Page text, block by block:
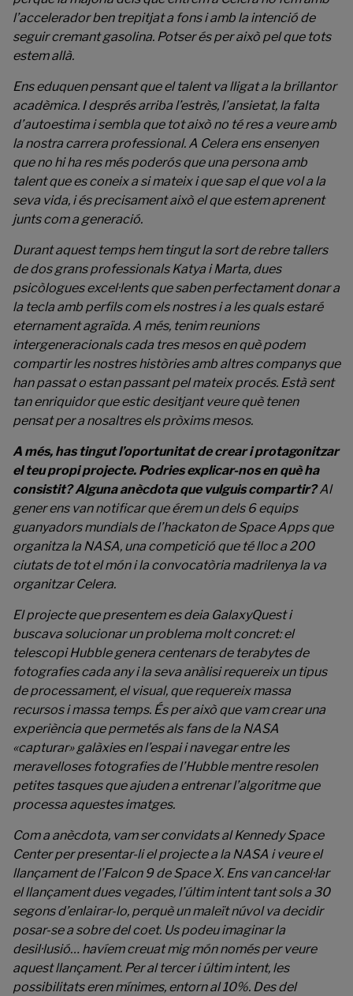
l’accelerador ben trepitjat a fons i amb la intenció de
seguir cremant gasolina. Potser és per això pel que tots
estem allà.
Ens eduquen pensant que el talent va lligat a la brillantor
acadèmica. I després arriba l’estrès, l’ansietat, la falta
d’autoestima i sembla que tot això no té res a veure amb
la nostra carrera professional. A Celera ens ensenyen
que no hi ha res més poderós que una persona amb
talent que es coneix a si mateix i que sap el que vol a la
seva vida, i és precisament això el que estem aprenent
junts com a generació.
Durant aquest temps hem tingut la sort de rebre tallers
de dos grans professionals Katya i Marta, dues
psicòlogues excel·lents que saben perfectament donar a
la tecla amb perfils com els nostres i a les quals estaré
eternament agraïda. A més, tenim reunions
intergeneracionals cada tres mesos en què podem
compartir les nostres històries amb altres companys que
han passat o estan passant pel mateix procés. Està sent
tan enriquidor que estic desitjant veure què tenen
pensat per a nosaltres els pròxims mesos.
A més, has tingut l’oportunitat de crear i protagonitzar
el teu propi projecte. Podries explicar-nos en què ha
consistit? Alguna anècdota que vulguis compartir?Al
gener ens van notificar que érem un dels 6 equips
guanyadors mundials de l’hackaton de Space Apps que
organitza la NASA, una competició que té lloc a 200
ciutats de tot el món i la convocatòria madrilenya la va
organitzar Celera.
El projecte que presentem es deia GalaxyQuest i
buscava solucionar un problema molt concret: el
telescopi Hubble genera centenars de terabytes de
fotografies cada any i la seva anàlisi requereix un tipus
de processament, el visual, que requereix massa
recursos i massa temps. És per això que vam crear una
experiència que permetés als fans de la NASA
«capturar» galàxies en l’espai i navegar entre les
meravelloses fotografies de l’Hubble mentre resolen
petites tasques que ajuden a entrenar l’algoritme que
processa aquestes imatges.
Com a anècdota, vam ser convidats al Kennedy Space
Center per presentar-li el projecte a la NASA i veure el
llançament de l’Falcon 9 de Space X. Ens van cancel·lar
el llançament dues vegades, l’últim intent tant sols a 30
segons d’enlairar-lo, perquè un maleït núvol va decidir
posar-se a sobre del coet. Us podeu imaginar la
desil·lusió… havíem creuat mig món només per veure
aquest llançament. Per al tercer i últim intent, les
possibilitats eren mínimes, entorn al 10%. Des del